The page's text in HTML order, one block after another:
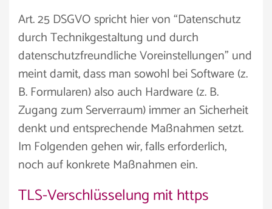
Art. 25 DSGVO spricht hier von “Datenschutz
durch Technikgestaltung und durch
datenschutzfreundliche Voreinstellungen” und
meint damit, dass man sowohl bei Software (z.
B. Formularen) also auch Hardware (z. B.
Zugang zum Serverraum) immer an Sicherheit
denkt und entsprechende Maßnahmen setzt.
Im Folgenden gehen wir, falls erforderlich,
noch auf konkrete Maßnahmen ein.
TLS-Verschlüsselung mit https